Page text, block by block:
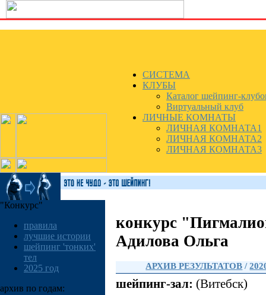
СИСТЕМА
КЛУБЫ
Каталог шейпинг-
Виртуальный клуб
ЛИЧНЫЕ КОМНАТЫ
ЛИЧНАЯ КОМНАТА1
ЛИЧНАЯ КОМНАТА2
ЛИЧНАЯ КОМНАТА3
"Конкурс"
правила
лучшие истории
шейпинг 'тонких'
тел
2025 год
архив по годам:
конкурс
Адилова Ольга
АРХИВ РЕЗУЛЬТАТОВ /
шейпинг-зал: (Витебск)